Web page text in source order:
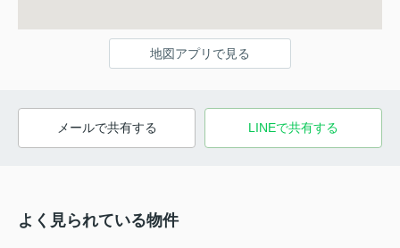
地図アプリで見る
メールで共有する LINEで共有する
よく見られている物件